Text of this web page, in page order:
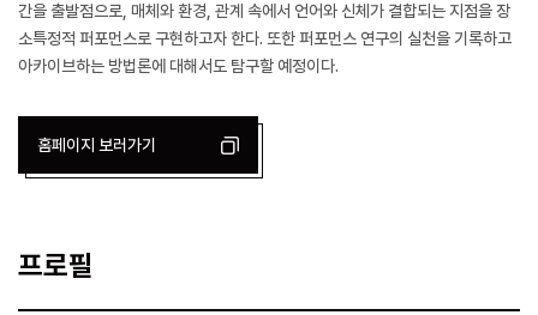
간을 출발점으로, 매체와 환경, 관계 속에서 언어와 신체가 결합되는 지점을 장
소특정적 퍼포먼스로 구현하고자 한다. 또한 퍼포먼스 연구의 실천을 기록하고
아카이브하는 방법론에 대해서도 탐구할 예정이다.
홈페이지 보러가기
프로필